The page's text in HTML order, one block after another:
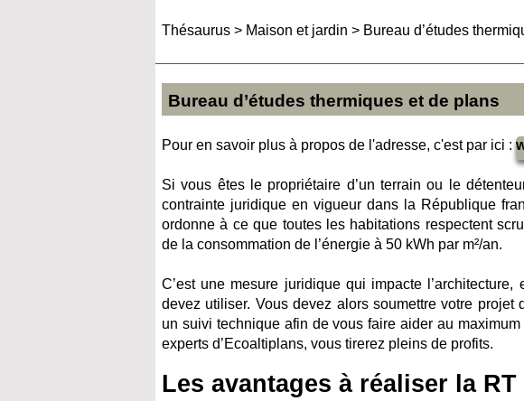
Thésaurus > Maison et jardin > Bureau d’études
Bureau d’études thermiques et de plans
Pour en savoir plus à propos de l'adresse, c'est par ici :
Si vous êtes le propriétaire d’un terrain ou le
contrainte juridique en vigueur dans la République
ordonne à ce que toutes les habitations respectent
de la consommation de l’énergie à 50 kWh par m²/an.
C’est une mesure juridique qui impacte
devez utiliser. Vous devez alors soumettre votre
un suivi technique afin de vous faire aider au
experts d’Ecoaltiplans, vous tirerez pleins de profits.
Les avantages à réaliser la